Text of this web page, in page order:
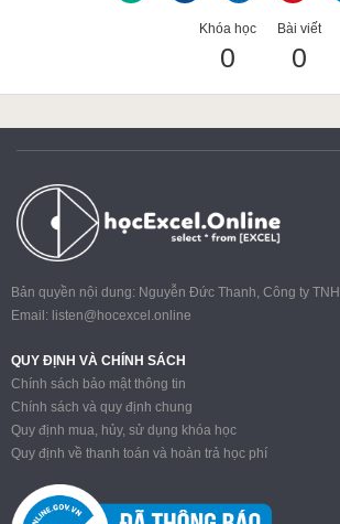
Google Sheet
MOS
Power BI
Khóa học
0
Bài viết
0
Bản quyền nội dung: Nguyễn Đức Thanh, Công ty
Email: listen@hocexcel.online
QUY ĐỊNH VÀ CHÍNH SÁCH
Chính sách bảo mật thông tin
Chính sách và quy định chung
Quy định mua, hủy, sử dụng khóa học
Quy định về thanh toán và hoàn trả học phí